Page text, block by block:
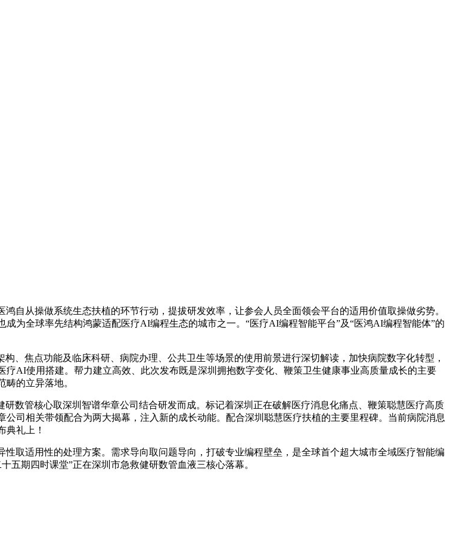
从操做系统生态扶植的环节行动，提拔研发效率，让参会人员全面领会平台的适用价值取操做劣势。
为全球率先结构鸿蒙适配医疗AI编程生态的城市之一。“医疗AI编程智能平台”及“医鸿AI编程智能体”的
焦点功能及临床科研、病院办理、公共卫生等场景的使用前景进行深切解读，加快病院数字化转型，
AI使用搭建。帮力建立高效、此次发布既是深圳拥抱数字变化、鞭策卫生健康事业高质量成长的主要
的立异落地。
管核心取深圳智谱华章公司结合研发而成。标记着深圳正在破解医疗消息化痛点、鞭策聪慧医疗高质
司相关带领配合为两大揭幕，注入新的成长动能。配合深圳聪慧医疗扶植的主要里程碑。当前病院消息
典礼上！
适用性的处理方案。需求导向取问题导向，打破专业编程壁垒，是全球首个超大城市全域医疗智能编
五期四时课堂”正在深圳市急救健研数管血液三核心落幕。